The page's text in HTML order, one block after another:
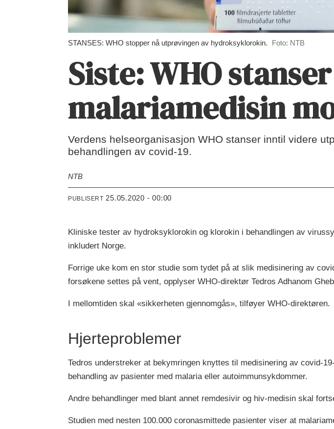
STANSES: WHO stopper nå utprøvingen av hydroksyklorokin. Foto: NTB
Siste: WHO
malariamedisin
Verdens helseorganisasjon WHO stanser inntil videre
behandlingen av covid-19.
NTB
PUBLISERT 25.05.2020 - 00:00
Kliniske tester av hydroksyklorokin og klorokin i behandlingen av
inkludert Norge.
Forrige uke kom en stor studie som tydet på at slik medisinering av
forsøkene settes på vent, opplyser WHO-direktør Tedros Adhanom
I mellomtiden skal «sikkerheten gjennomgås», tilføyer WHO-direktøren.
Hjerteproblemer
Tedros understreker at bekymringen knyttes til medisinering av covid-
behandling av pasienter med malaria eller autoimmunsykdommer.
Andre behandlinger med blant annet remdesivir og hiv-medisin skal
Studien med nesten 100.000 coronasmittede pasienter viser at